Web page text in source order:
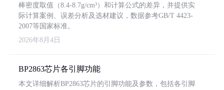
棒密度取值（8.4-8.7g/cm³）和计算公式的差异，并提供实
际计算案例、误差分析及选材建议，数据参考GB/T 4423-
2007等国家标准。
2026年8月4日
BP2863芯片各引脚功能
本文详细解析BP2863芯片的引脚功能及参数，包括各引脚